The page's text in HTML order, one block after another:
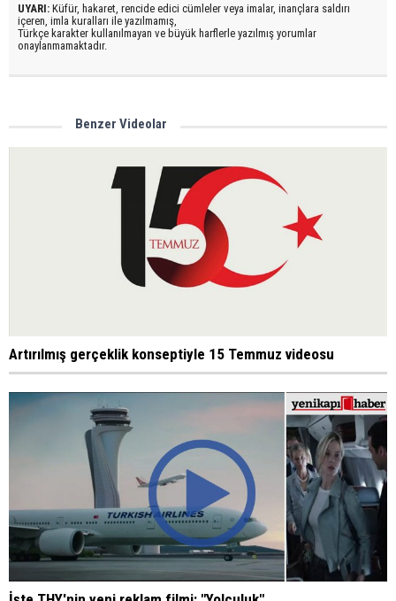
UYARI: Küfür, hakaret, rencide edici cümleler veya imalar, inançlara saldırı
içeren, imla kuralları ile yazılmamış,
Türkçe karakter kullanılmayan ve büyük harflerle yazılmış yorumlar
onaylanmamaktadır.
Benzer Videolar
Artırılmış gerçeklik konseptiyle 15 Temmuz videosu